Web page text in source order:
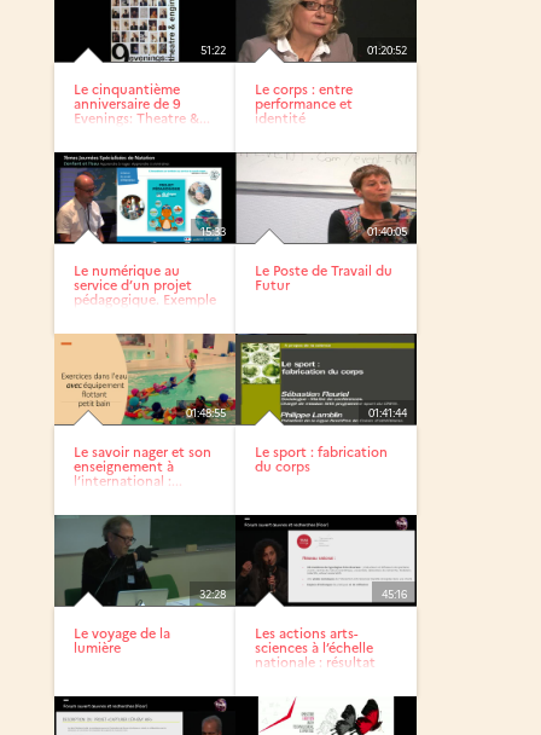
51:22
Le cinquantième
anniversaire de 9
Evenings: Theatre &...
01:20:52
Le corps : entre
performance et
identité
15:33
Le numérique au
service d’un projet
pédagogique. Exemple
01:40:05
Le Poste de Travail du
Futur
01:48:55
Le savoir nager et son
enseignement à
l’international :...
01:41:44
Le sport : fabrication
du corps
32:28
Le voyage de la
lumière
45:16
Les actions arts-
sciences à l’échelle
nationale : résultat